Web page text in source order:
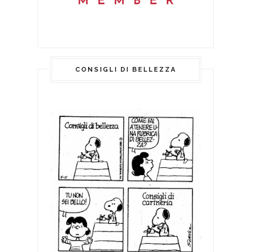
CONSIGLI DI BELLEZZA